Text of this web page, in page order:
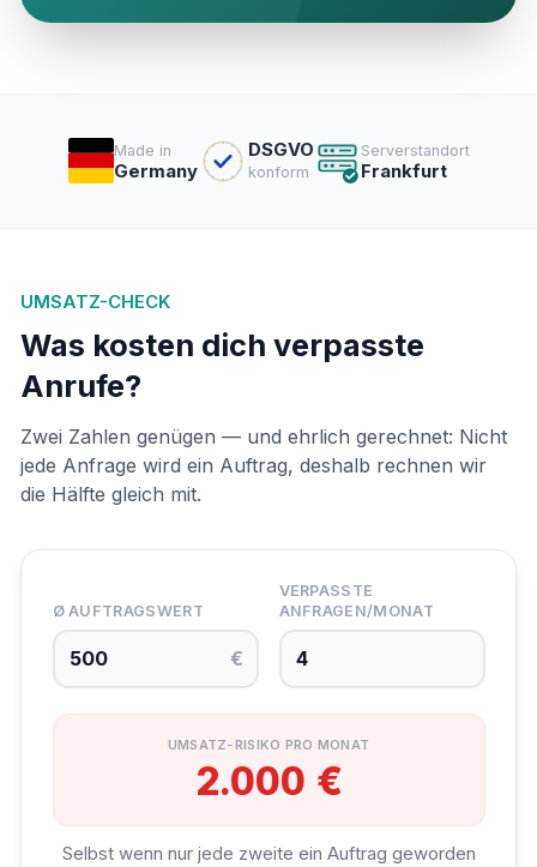
Made in
Germany
DSGVO
konform
Serverstandort
Frankfurt
UMSATZ-CHECK
Was kosten dich verpasste
Anrufe?
Zwei Zahlen genügen — und ehrlich gerechnet: Nicht
jede Anfrage wird ein Auftrag, deshalb rechnen wir
die Hälfte gleich mit.
Ø AUFTRAGSWERT
€
VERPASSTE
ANFRAGEN/MONAT
UMSATZ-RISIKO PRO MONAT
2.000 €
Selbst wenn nur jede zweite ein Auftrag geworden